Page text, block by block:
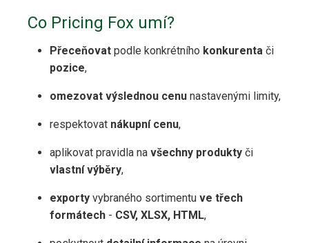
Co Pricing Fox umí?
Přeceňovat podle konkrétního konkurenta či
pozice,
omezovat výslednou cenu nastavenými limity,
respektovat nákupní cenu,
aplikovat pravidla na všechny produkty či
vlastní výběry,
exporty vybraného sortimentu ve třech
formátech - CSV, XLSX, HTML,